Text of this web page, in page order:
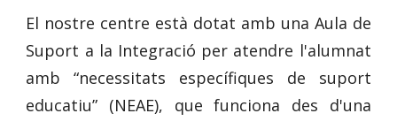
El nostre centre està dotat amb una Aula de
Suport a la Integració per atendre l'alumnat
amb “necessitats específiques de suport
educatiu” (NEAE), que funciona des d'una